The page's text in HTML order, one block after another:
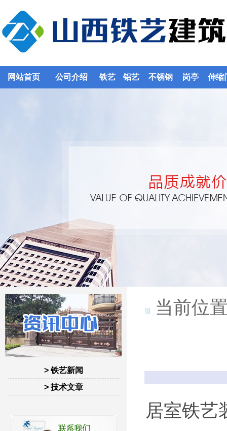
网站首页 公司介绍 铁艺 铝艺 不锈钢 岗亭 伸缩
> 铁艺新闻
> 技术文章
当前位
居室铁艺